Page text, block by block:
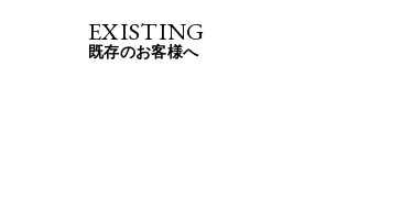
EXISTING
既存のお客様へ